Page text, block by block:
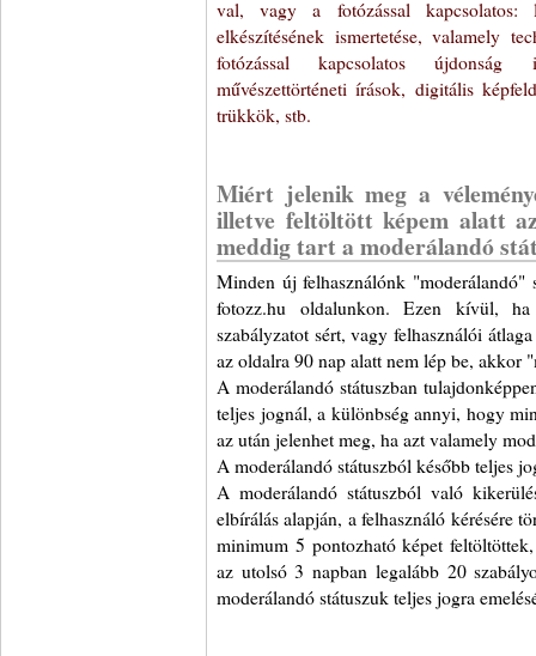
val, vagy a fotózással
elkészítésének ismertetése, valamely
fotózással kapcsolatos újdonság
művészettörténeti írások, digitális
trükkök, stb.
Miért jelenik meg a
illetve feltöltött képem alatt
meddig tart a moderálandó
Minden új felhasználónk "moderálandó"
fotozz.hu oldalunkon. Ezen kívül, ha
szabályzatot sért, vagy felhasználói
az oldalra 90 nap alatt nem lép be, akkor
A moderálandó státuszban
teljes jognál, a különbség annyi, hogy
az után jelenhet meg, ha azt valamely
A moderálandó státuszból később teljes
A moderálandó státuszból való
elbírálás alapján, a felhasználó kérésére
minimum 5 pontozható képet
az utolsó 3 napban legalább 20
moderálandó státuszuk teljes jogra